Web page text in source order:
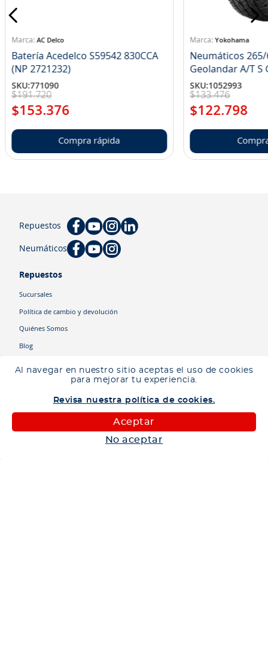
Al navegar en nuestro sitio aceptas el uso de cookies
para mejorar tu experiencia.
Revisa nuestra política de cookies.
Aceptar
No aceptar
Ingresa tu ubicación para ver los productos disponibles en tu zona
AC Delco
Batería Acedelco S59542 830CCA
(NP 2721232)
SKU:771090
$191.720
$153.376
Compra rápida
Yokohama
Neumáticos 265/
SKU:1052993
$133.476
$122.798
Repuestos
Neumáticos
Repuestos
Sucursales
Política de cambio y devolución
Quiénes Somos
Blog